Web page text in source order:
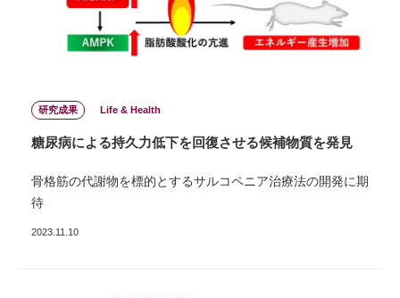
研究成果 Life & Health
糖尿病による持久力低下を回復させる候補物質を発見
⾻格筋の代謝物を標的とするサルコペニア治療法の開発に期
待
2023.11.10